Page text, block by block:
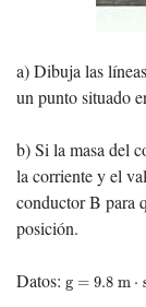
a) Dibuja las
un punto situado
b) Si la masa del
la corriente y el
conductor B para
posición.
Datos: g = 9.8 m ⋅
9.8 m